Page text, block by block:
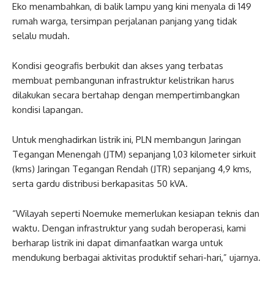
Eko menambahkan, di balik lampu yang kini menyala di 149
rumah warga, tersimpan perjalanan panjang yang tidak
selalu mudah.
Kondisi geografis berbukit dan akses yang terbatas
membuat pembangunan infrastruktur kelistrikan harus
dilakukan secara bertahap dengan mempertimbangkan
kondisi lapangan.
Untuk menghadirkan listrik ini, PLN membangun Jaringan
Tegangan Menengah (JTM) sepanjang 1,03 kilometer sirkuit
(kms) Jaringan Tegangan Rendah (JTR) sepanjang 4,9 kms,
serta gardu distribusi berkapasitas 50 kVA.
“Wilayah seperti Noemuke memerlukan kesiapan teknis dan
waktu. Dengan infrastruktur yang sudah beroperasi, kami
berharap listrik ini dapat dimanfaatkan warga untuk
mendukung berbagai aktivitas produktif sehari-hari,” ujarnya.